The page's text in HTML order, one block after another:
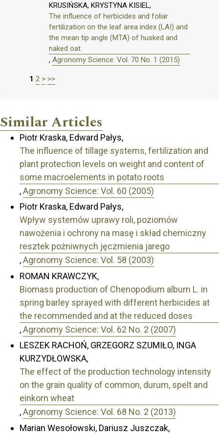
KRUSIŃSKA, KRYSTYNA KISIEL,
The influence of herbicides and foliar
fertilization on the leaf area index (LAI) and
the mean tip angle (MTA) of husked and
naked oat
, Agronomy Science: Vol. 70 No. 1 (2015)
1 2 > >>
Similar Articles
Piotr Kraska, Edward Pałys,
The influence of tillage systems, fertilization and
plant protection levels on weight and content of
some macroelements in potato roots
,Agronomy Science: Vol. 60 (2005)
Piotr Kraska, Edward Pałys,
Wpływ systemów uprawy roli, poziomów
nawożenia i ochrony na masę i skład chemiczny
resztek pożniwnych jęczmienia jarego
,Agronomy Science: Vol. 58 (2003)
ROMAN KRAWCZYK,
Biomass production of Chenopodium album L. in
spring barley sprayed with different herbicides at
the recommended and at the reduced doses
,Agronomy Science: Vol. 62 No. 2 (2007)
LESZEK RACHOŃ, GRZEGORZ SZUMIŁO, INGA
KURZYDŁOWSKA,
The effect of the production technology intensity
on the grain quality of common, durum, spelt and
einkorn wheat
,Agronomy Science: Vol. 68 No. 2 (2013)
Marian Wesołowski, Dariusz Juszczak,